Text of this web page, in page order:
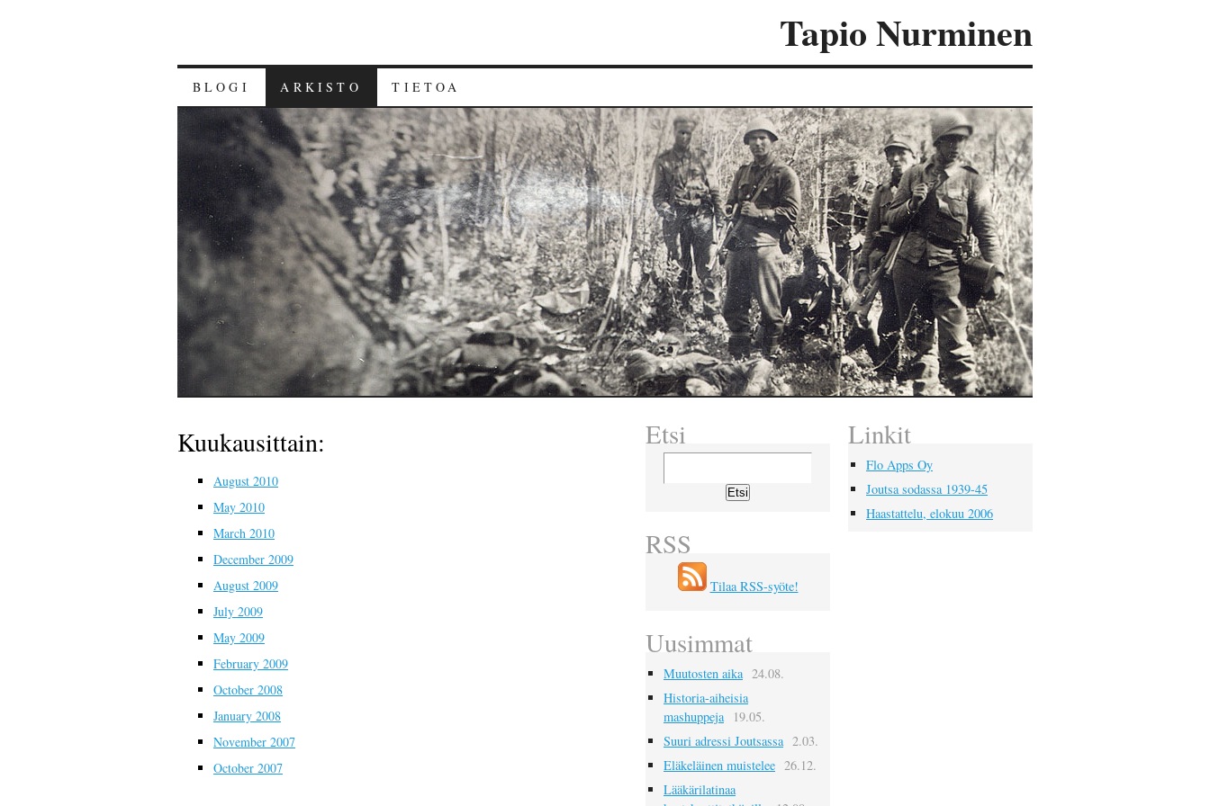
Tapio Nurminen
BLOGI ARKISTO TIETOA
Kuukausittain:
August 2010
May 2010
March 2010
December 2009
August 2009
July 2009
May 2009
February 2009
October 2008
January 2008
November 2007
October 2007
Etsi
RSS
Tilaa RSS-syöte!
Uusimmat
Muutosten aika 24.08.
Historia-aiheisia
mashuppeja
19.05.
Suuri adressi Joutsassa 2.03.
Eläkeläinen muistelee 26.12.
Lääkärilatinaa
Linkit
Flo Apps Oy
Joutsa sodassa 1939-45
Haastattelu, elokuu 2006